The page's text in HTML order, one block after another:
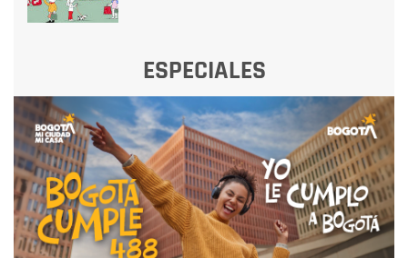
ESPECIALES